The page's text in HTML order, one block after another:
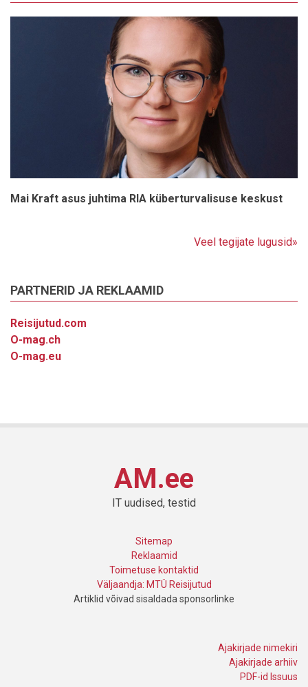
Mai Kraft asus juhtima RIA küberturvalisuse keskust
Veel tegijate lugusid»
PARTNERID JA REKLAAMID
Reisijutud.com
O-mag.ch
O-mag.eu
AM.ee
IT uudised, testid
Sitemap
Reklaamid
Toimetuse kontaktid
Väljaandja: MTÜ Reisijutud
Artiklid võivad sisaldada sponsorlinke
Ajakirjade nimekiri
Ajakirjade arhiiv
PDF-id Issuus